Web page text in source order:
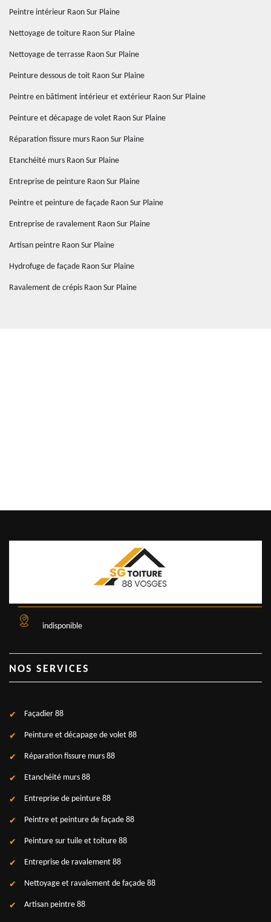
Peintre intérieur Raon Sur Plaine
Nettoyage de toiture Raon Sur Plaine
Nettoyage de terrasse Raon Sur Plaine
Peinture dessous de toit Raon Sur Plaine
Peintre en bâtiment intérieur et extérieur Raon Sur Plaine
Peinture et décapage de volet Raon Sur Plaine
Réparation fissure murs Raon Sur Plaine
Etanchéité murs Raon Sur Plaine
Entreprise de peinture Raon Sur Plaine
Peintre et peinture de façade Raon Sur Plaine
Entreprise de ravalement Raon Sur Plaine
Artisan peintre Raon Sur Plaine
Hydrofuge de façade Raon Sur Plaine
Ravalement de crépis Raon Sur Plaine
indisponible
NOS SERVICES
Façadier 88
Peinture et décapage de volet 88
Réparation fissure murs 88
Etanchéité murs 88
Entreprise de peinture 88
Peintre et peinture de façade 88
Peinture sur tuile et toiture 88
Entreprise de ravalement 88
Nettoyage et ravalement de façade 88
Artisan peintre 88